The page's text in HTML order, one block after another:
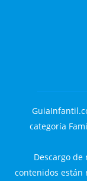
categoría
Descargo
contenidos están